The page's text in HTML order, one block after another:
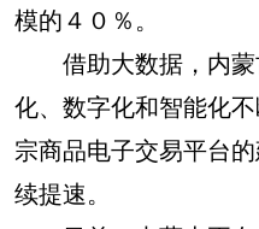
模的４０％。
借助大数据，内蒙
化、数字化和智能化
宗商品电子交易平台
续提速。